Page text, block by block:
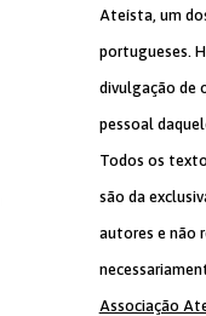
Ateísta, um
portugueses.
divulgação de
pessoal
Todos os
são da
autores e não
Associação